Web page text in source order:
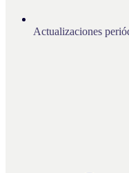
Actualizaciones